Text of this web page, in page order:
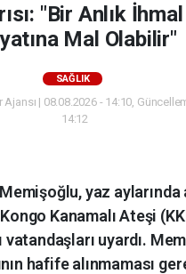
"Bir Anlık
Mal Olabilir"
SAĞLIK
| 08.08.2026 - 14:10,
14:12
yaz aylarında
Kanamalı Ateşi
vatandaşları uyardı.
hafife alınmaması